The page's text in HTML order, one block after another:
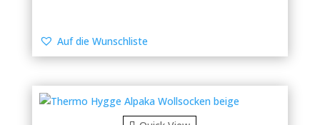
Optionen
auf
der
Produktseite
Auf die Wunschliste